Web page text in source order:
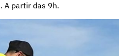
A partir das 9h.